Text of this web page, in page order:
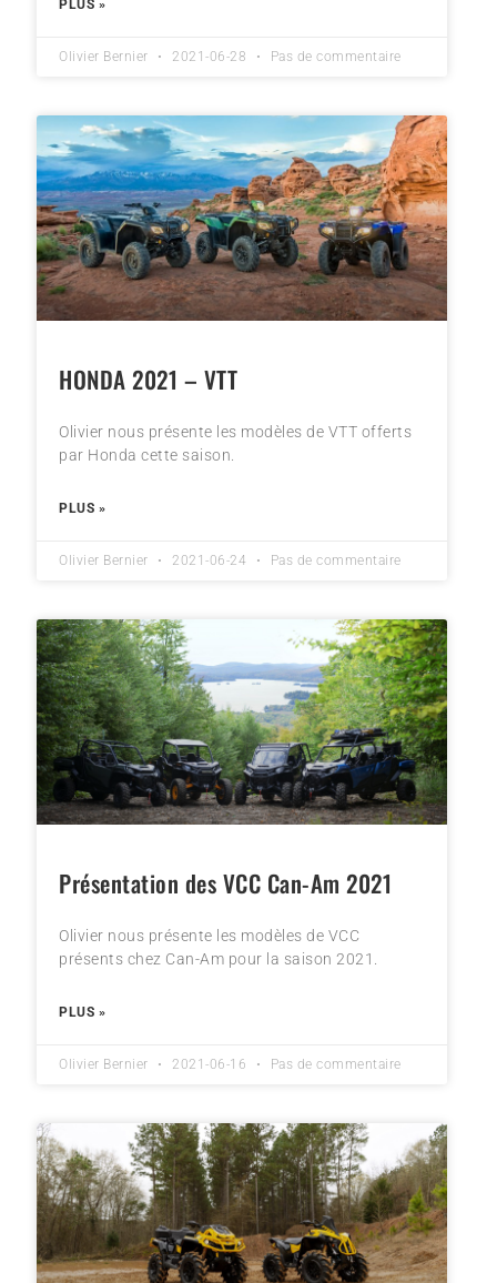
PLUS »
Olivier Bernier 2021-06-28 Pas de commentaire
HONDA 2021 – VTT
Olivier nous présente les modèles de VTT offerts
par Honda cette saison.
PLUS »
Olivier Bernier 2021-06-24 Pas de commentaire
Présentation des VCC Can-Am 2021
Olivier nous présente les modèles de VCC
présents chez Can-Am pour la saison 2021.
PLUS »
Olivier Bernier 2021-06-16 Pas de commentaire